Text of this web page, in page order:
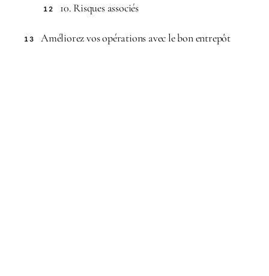
12 10. Risques associés
13 Améliorez vos opérations avec le bon entrepôt